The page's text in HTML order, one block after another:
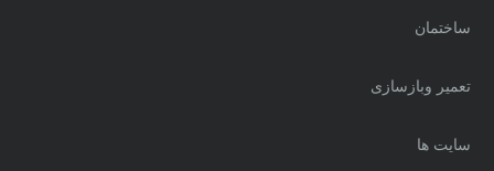
ساختمان
تعمیر وبازسازی
سایت ها